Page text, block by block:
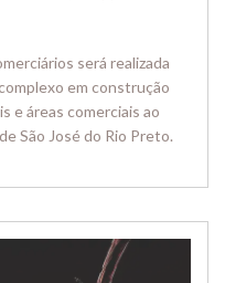
será realizada
em construção
e áreas comerciais ao
São José do Rio Preto.